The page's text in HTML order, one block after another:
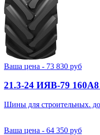
Ваша цена - 73 830 руб
21.3-24 ИЯВ-79
Шины для строительных.
Ваша цена - 64 350 руб